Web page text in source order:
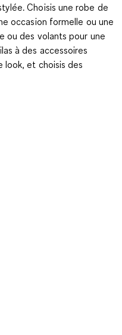
Choisis une robe de
occasion formelle ou une
ou des volants pour une
à des accessoires
look, et choisis des
seras la star de tous les
un t-shirt lilas avec une
Si tu préfères le sport,
capuche de couleur lilas
créent une tenue
les activités de loisirs.